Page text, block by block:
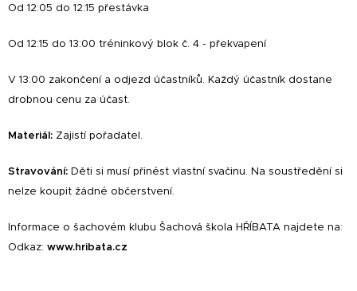
Od 12:05 do 12:15 přestávka
Od 12:15 do 13:00 tréninkový blok č. 4 - překvapení
V 13:00 zakončení a odjezd účastníků. Každý účastník dostane
drobnou cenu za účast.
Materiál: Zajistí pořadatel.
Stravování: Děti si musí přinést vlastní svačinu. Na soustředění si
nelze koupit žádné občerstvení.
Informace o šachovém klubu Šachová škola HŘÍBATA najdete na:
Odkaz: www.hribata.cz